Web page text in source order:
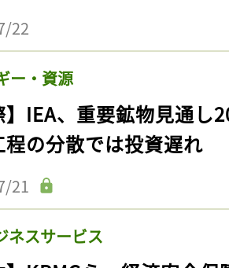
22
ー・資源
】IEA、重要鉱物見通
程の分散では投資遅れ
21
ネスサービス